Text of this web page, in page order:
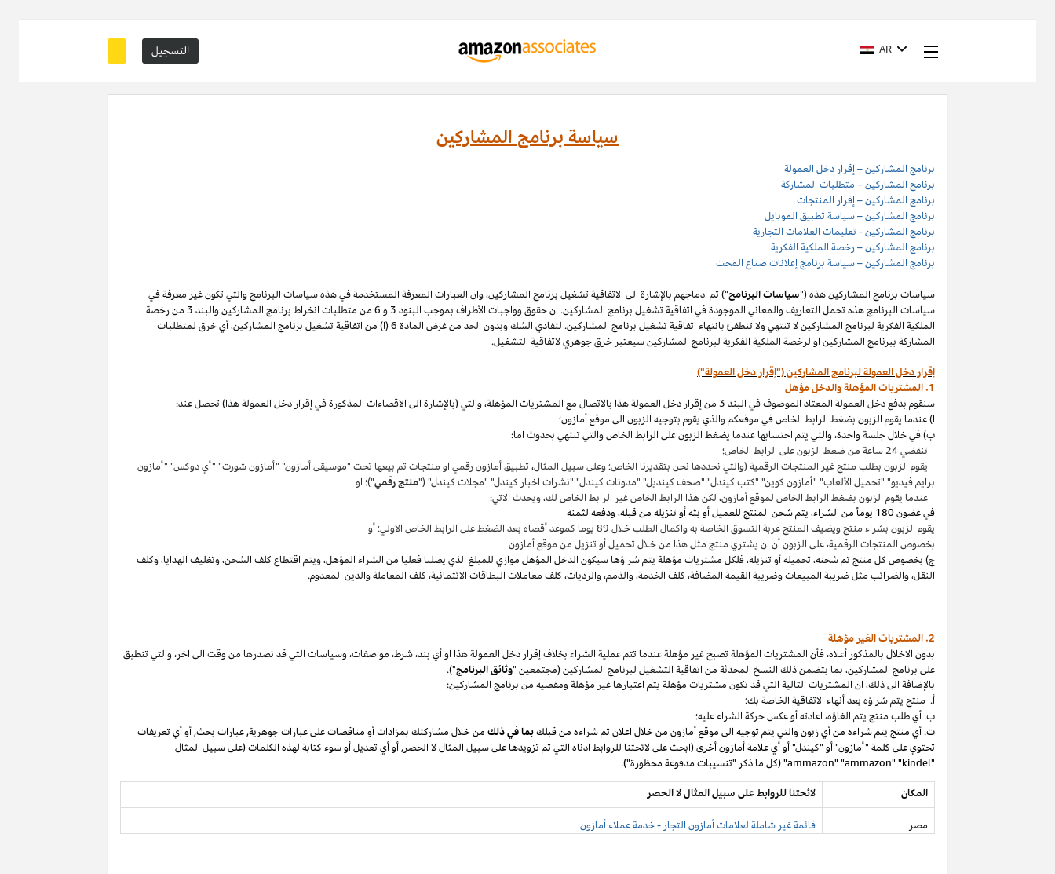
التسجيل AR
سياسة برنامج المشاركين
برنامج المشاركين – إقرار دخل العمولة
برنامج المشاركين – متطلبات المشاركة
برنامج المشاركين – إقرار المنتجات
برنامج المشاركين – سياسة تطبيق الموبايل
برنامج المشاركين - تعليمات العلامات التجارية
برنامج المشاركين – رخصة الملكية الفكرية
برنامج المشاركين – سياسة برنامج إعلانات صناع المحت
سياسات برنامج المشاركين هذه ("سياسات البرنامج") تم ادماجهم بالإشارة الى الاتفاقية تشغيل برنامج المشاركين، وان العبارات المعرفة المستخدمة في هذه سياسات البرنامج والتي تكون غير معرفة في
سياسات البرنامج هذه تحمل التعاريف والمعاني الموجودة في اتفاقية تشغيل برنامج المشاركين. ان حقوق وواجبات الأطراف بموجب البنود 3
و 6
من متطلبات انخراط برنامج المشاركين والبند 3 من رخصة
الملكية الفكرية لبرنامج المشاركين لا تنتهي ولا تنطفئ بانتهاء اتفاقية تشغيل برنامج المشاركين. لتفادي الشك وبدون الحد من غرض المادة 6 (ا) من اتفاقية تشغيل برنامج المشاركين، أي خرق لمتطلبات
المشاركة ببرنامج المشاركين او لرخصة الملكية الفكرية لبرنامج المشاركين سيعتبر خرق جوهري لاتفاقية التشغيل.
إقرار دخل العمولة لبرنامج المشاركين ("إقرار دخل العمولة")
1. المشتريات المؤهلة والدخل مؤهل
سنقوم بدفع دخل العمولة المعتاد الموصوف في البند 3 من إقرار دخل العمولة هذا بالاتصال مع المشتريات المؤهلة
،والتي (بالإشارة الى الاقصاءات المذكورة في إقرار دخل العمولة هذا) تحصل عند:
ا) عندما يقوم الزبون بضغط الرابط الخاص في موقعكم والذي يقوم بتوجيه الزبون الى موقع أمازون؛
ب) في خلال جلسة واحدة،والتي يتم احتسابها عندما يضغط الزبون على الرابط الخاص والتي تنتهي بحدوث اما:
تنقضي 24 ساعة من ضغط الزبون على الرابط الخاص؛
يقوم الزبون بطلب منتج غير المنتجات الرقمية (والتي نحددها نحن بتقديرنا الخاص؛وعلى سبيل المثال، تطبيق أمازون رقمي او منتجات تم بيعها تحت "موسيقى أمازون" "أمازون شورت" "أي دوكس" "أمازون
برايم فيديو" "تحميل الألعاب" "أمازون كوين" "كتب كيندل" "صحف كينديل" "مدونات كيندل" "نشرات اخبار كيندل" "مجلات كيندل" ("منتج رقمي")؛ او
عندما يقوم الزبون بضغط الرابط الخاص لموقع أمازون، لكن هذا الرابط الخاص غير الرابط الخاص لك،ويحدث الاتي:
في غضون180 يوماً من الشراء، يتم شحن المنتج للعميل أو بثه أو تنزيله من قبله، ودفعه لثمنه
يقوم الزبون بشراء منتج ويضيف المنتج عربة التسوق الخاصة به واكمال الطلب خلال 89 يوما كموعد أقصاه بعد الضغط على الرابط الخاص الاولي؛ أو
بخصوص المنتجات الرقمية،على الزبون أن ان يشتري منتج مثل هذا من خلال تحميل أو تنزيل من موقع أمازون
ج) بخصوص كل منتج تم شحنه، تحميله أو تنزيله،فلكل مشتريات مؤهلة يتمشراؤهاسيكون الدخل المؤهل موازي للمبلغ الذي يصلنا فعليا من الشراء المؤهل،ويتم اقتطاع كلف الشحن،وتغليف الهدايا،وكلف
النقل،والضرائب مثل ضريبة المبيعات وضريبة القيمة المضافة، كلف الخدمة،والذمم،والرديات، كلف معاملات البطاقات الائتمانية، كلف المعاملة والدين المعدوم.
2. المشتريات
الغير مؤهلة
بدون الاخلال بالمذكور أعلاه،فأن المشتريات المؤهلة تصبح غير مؤهلة عندما تتم عملية الشراء بخلاف إقرار دخل العمولة هذا او أي بند،شرط، مواصفات،وسياسات التي قد نصدرها من وقت الى اخر،والتي تنطبق
على برنامج المشاركين، بما بتضمن ذلك النسخ المحدثة من اتفاقية التشغيل لبرنامج المشاركين (مجتمعين "وثائق البرنامج").
بالإضافة الى ذلك، ان المشتريات التالية التي قد تكون مشتريات مؤهلة يتم اعتبارها غير مؤهلة ومقصيه من برنامج المشاركين:
أ. منتج يتمشراؤه بعد أنهاء الاتفاقية الخاصة بك؛
ب. أي طلب منتج يتم الغاؤه، اعادته أو عكس حركة الشراء عليه؛
ت. أي منتج يتم شراءه من أي زبون والتي يتم توجيه الى موقع أمازون من خلال اعلان تم شراءه من قبلكبما في ذلك من خلال مشاركتك بمزادات أو مناقصات على عبارات جوهرية, عبارات بحث, أو أي تعريفات
تحتوي على كلمة "أمازون" أو "كيندل" أو أي علامة أمازون أخرى (ابحث على لائحتنا للروابط ادناه التي تم تزويدها على سبيل المثال لا الحصر, أو أي تعديل أو سوء كتابة لهذه الكلمات (على سبيل المثال
"ammazon" "ammazon" "kindel" (كل ما ذكر "تنسيبات مدفوعة محظورة").
المكان
لائحتنا للروابط على سبيل المثال لا الحصر
مصر قائمة غير شاملة لعلامات أمازون التجار - خدمة عملاء أمازون